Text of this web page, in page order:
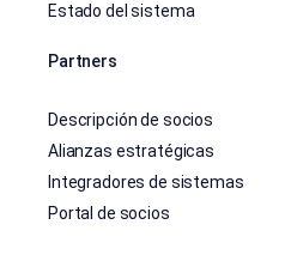
Estado del sistema
Partners
Descripción de socios
Alianzas estratégicas
Integradores de sistemas
Portal de socios